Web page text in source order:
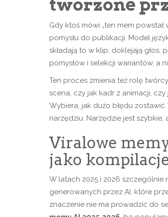
tworzone
Gdy ktoś mówi „ten mem
pomysłu do publikacji. Model
składają to w klip, doklejają głos,
pomysłów i selekcji wariantów, a
Ten proces zmienia też rolę
scena, czy jak kadr z animacji,
Wybiera, jak dużo błędu
narzędziu. Narzędzie jest
Viralowe
jako
W latach 2025 i 2026 szczególnie
generowanych przez AI, które
znaczenie nie ma prowadzić do